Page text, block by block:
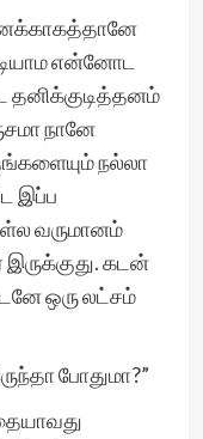
என்னோட
தனிக்குடித்தனம்
நானே
நல்லா
இப்ப
வருமானம்
இருக்குது. கடன்
ஒரு லட்சம்
போதுமா?”